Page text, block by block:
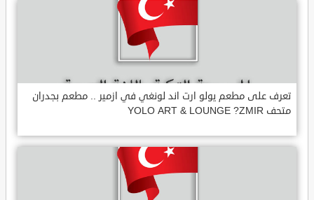
تعرف على مطعم يولو ارت اند لونغي في ازمير .. مطعم بجدران
متحف YOLO ART & LOUNGE ?ZMIR